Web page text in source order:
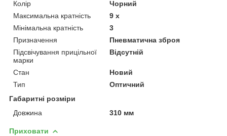
Колір
Чорний
Максимальна кратність
9 х
Мінімальна кратність
3
Призначення
Пневматична зброя
Підсвічування прицільної
марки
Відсутній
Стан
Новий
Тип
Оптичний
Габаритні розміри
Довжина
310 мм
Приховати